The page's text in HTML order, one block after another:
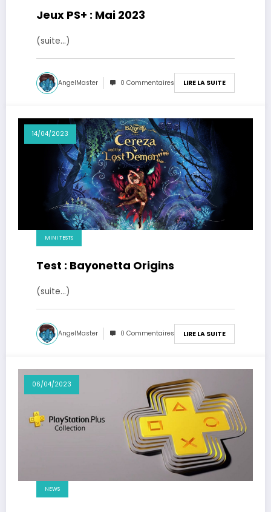
Jeux PS+ : Mai 2023
(suite…)
AngelMaster 0 Commentaires LIRE LA SUITE
14/04/2023
MINI TESTS
Test : Bayonetta Origins
(suite…)
AngelMaster 0 Commentaires LIRE LA SUITE
06/04/2023
NEWS